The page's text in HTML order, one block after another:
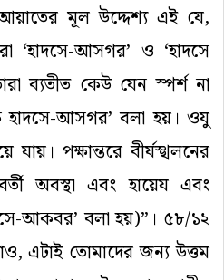
মূল উদ্দেশ্য এই যে,
‘হাদসে-আসগর’ ও ‘হাদসে
ব্যতীত কেউ যেন স্পর্শ না
আসগর’ বলা হয়। ওযু
পক্ষান্তরে বীর্যস্খলনের
অবস্থা এবং হায়েয এবং
আকবর’ বলা হয়)”। ৫৮/১২
এটাই তোমাদের জন্য উত্তম